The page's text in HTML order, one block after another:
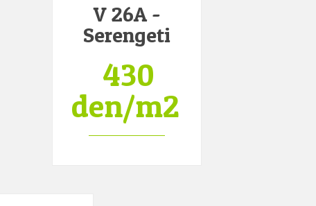
V 26A -
Serengeti
430
den/m2